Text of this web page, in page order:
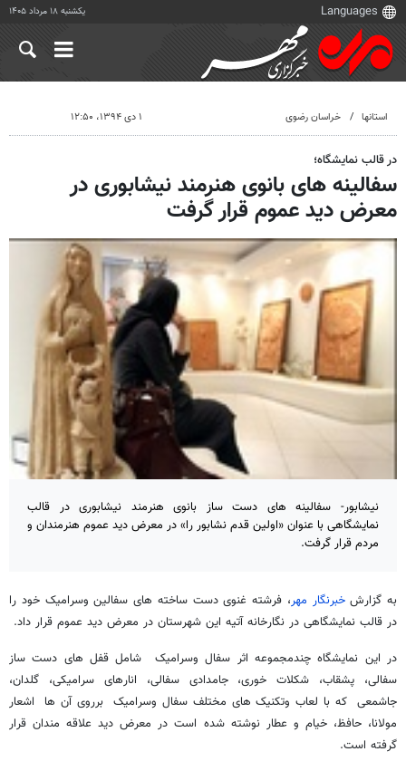
یکشنبه ۱۸ مرداد ۱۴۰۵
استانها خراسان رضوی ۱ دی ۱۳۹۴، ۱۲:۵۰
در قالب نمایشگاه؛
سفالینه های بانوی هنرمند نیشابوری در
معرض دید عموم قرار گرفت
نیشابور- سفالینه های دست ساز بانوی هنرمند نیشابوری در قالب
نمایشگاهی با عنوان «اولین قدم نشابور را» در معرض دید عموم هنرمندان و
مردم قرار گرفت.
به گزارشخبرنگار مهر، فرشته غنوی دست ساخته های سفالین وسرامیک خود را
در قالب نمایشگاهی در نگارخانه آتیه این شهرستان در معرض دید عموم قرار داد.
در این نمایشگاه چندمجموعه اثر سفال وسرامیک شامل قفل های دست ساز
سفالی، پشقاب، شكلات خوری، جامدادی سفالی، انارهای سرامیکی، گلدان،
جاشمعی كه با لعاب وتکنیک های مختلف سفال وسرامیک برروی آن ها اشعار
مولانا، حافظ، خیام و عطار نوشته شده است در معرض دید علاقه مندان قرار
گرفته است.